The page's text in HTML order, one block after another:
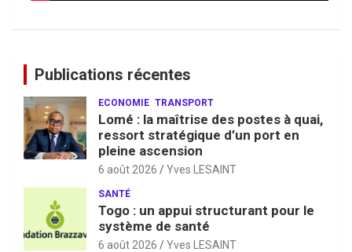
Publications récentes
ECONOMIE TRANSPORT
Lomé : la maîtrise des postes à quai,
ressort stratégique d’un port en
pleine ascension
6 août 2026 Yves LESAINT
SANTÉ
Togo : un appui structurant pour le
système de santé
6 août 2026 Yves LESAINT